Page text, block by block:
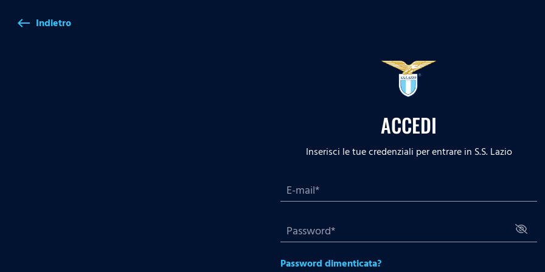
west Indietro
ACCEDI
Inserisci le tue credenziali per entrare in S.S. Lazio
Password dimenticata?